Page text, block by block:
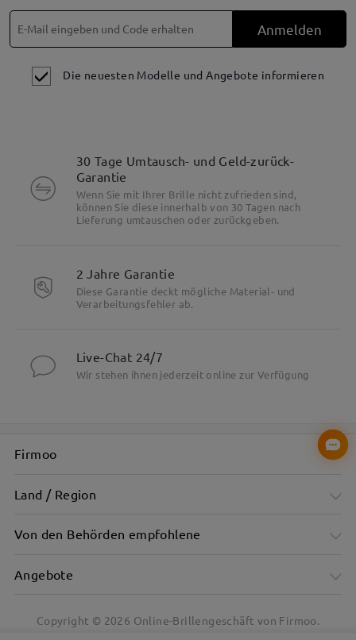
Anmelden
Die neuesten Modelle und Angebote informieren
30 Tage Umtausch- und Geld-zurück-
Garantie
Wenn Sie mit Ihrer Brille nicht zufrieden sind,
können Sie diese innerhalb von 30 Tagen nach
Lieferung umtauschen oder zurückgeben.
2 Jahre Garantie
Diese Garantie deckt mögliche Material- und
Verarbeitungsfehler ab.
Live-Chat 24/7
Wir stehen ihnen jederzeit online zur Verfügung
Firmoo
Land / Region
Von den Behörden empfohlene
Angebote
Copyright © 2026 Online-Brillengeschäft von Firmoo.